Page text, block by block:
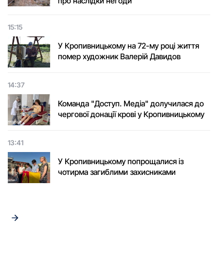
15:15
У Кропивницькому на 72-му році життя
помер художник Валерій Давидов
14:37
Команда "Доступ. Медіа" долучилася до
чергової донації крові у Кропивницькому
13:41
У Кропивницькому попрощалися із
чотирма загиблими захисниками